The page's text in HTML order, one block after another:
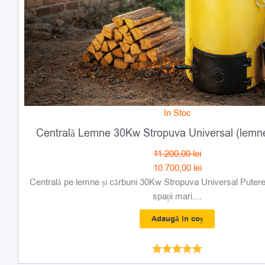
In Stoc
Centrală Lemne 30Kw Stropuva Universal
11.200,00lei
10.700,00 lei
Centrală pe lemne și cărbuni 30Kw Stropuva Universal
spații mari....
Adaugă în coș
Evaluat la